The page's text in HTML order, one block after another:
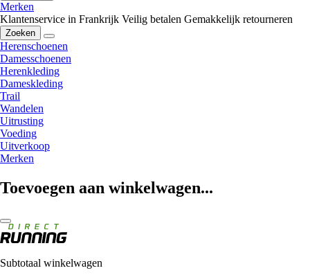
Merken
Klantenservice in Frankrijk Veilig betalen Gemakkelijk retourneren
Zoeken
Herenschoenen
Damesschoenen
Herenkleding
Dameskleding
Trail
Wandelen
Uitrusting
Voeding
Uitverkoop
Merken
Toevoegen aan winkelwagen...
Subtotaal winkelwagen